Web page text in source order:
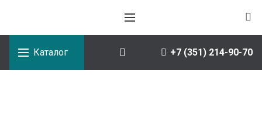
Каталог +7 (351) 214-90-70